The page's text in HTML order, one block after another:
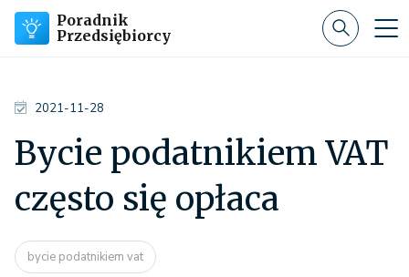
Poradnik
Przedsiębiorcy
2021-11-28
Bycie podatnikiem VAT
często się opłaca
bycie podatnikiem vat